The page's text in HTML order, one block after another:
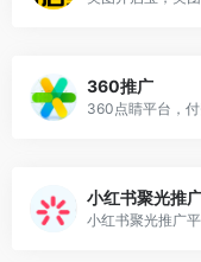
360推广
360点睛平台，
小红书聚光推
小红书聚光推广